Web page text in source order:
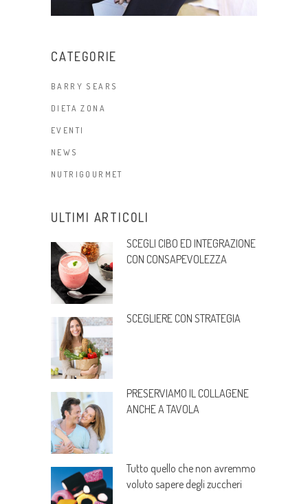
CATEGORIE
BARRY SEARS
DIETA ZONA
EVENTI
NEWS
NUTRIGOURMET
ULTIMI ARTICOLI
SCEGLI CIBO ED INTEGRAZIONE
CON CONSAPEVOLEZZA
SCEGLIERE CON STRATEGIA
PRESERVIAMO IL COLLAGENE
ANCHE A TAVOLA
Tutto quello che non avremmo
voluto sapere degli zuccheri